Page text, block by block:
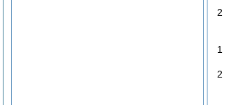
2
1
2